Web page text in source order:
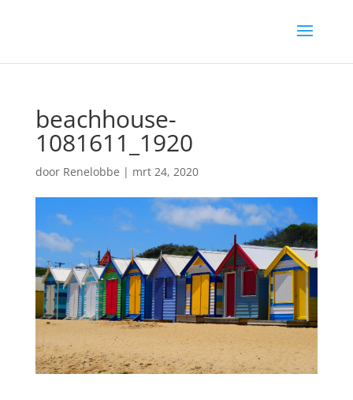
beachhouse-
1081611_1920
door Renelobbe | mrt 24, 2020